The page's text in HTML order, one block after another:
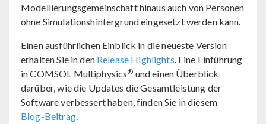
Modellierungsgemeinschaft hinaus auch von Personen
ohne Simulationshintergrund eingesetzt werden kann.
Einen ausführlichen Einblick in die neueste Version
erhalten Sie in den Release Highlights. Eine Einführung
in COMSOL Multiphysics® und einen Überblick
darüber, wie die Updates die Gesamtleistung der
Software verbessert haben, finden Sie in diesem
Blog-Beitrag.